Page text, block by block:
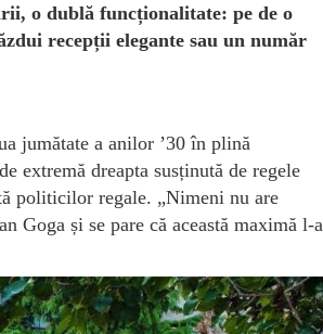
o dublă funcționalitate: pe de o
recepții elegante sau un număr
jumătate a anilor ’30 în plină
extremă dreapta susținută de regele
politicilor regale. „Nimeni nu are
Goga și se pare că această maximă l-a